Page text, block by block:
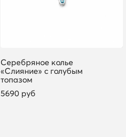
Серебряное колье
«Слияние» с голубым
топазом
5690 руб